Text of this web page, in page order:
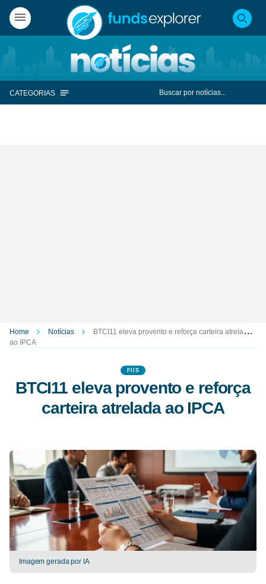
CATEGORIAS
Home Notícias
BTCI11 eleva provento e reforça carteira atrelada
ao IPCA
FIIS
BTCI11 eleva provento e reforça
carteira atrelada ao IPCA
Imagem gerada por IA